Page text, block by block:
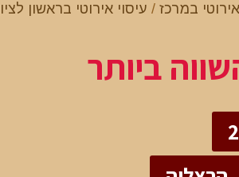
במרכז / עיסוי אירוטי בראשון
ביותר